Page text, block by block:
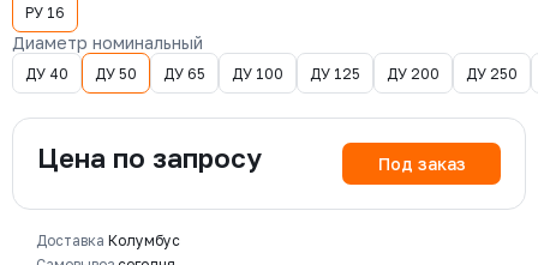
РУ 16
Диаметр номинальный
ДУ 40 ДУ 50 ДУ 65 ДУ 100 ДУ 125 ДУ 200 ДУ 250
Цена по запросу Под заказ
Доставка Колумбус